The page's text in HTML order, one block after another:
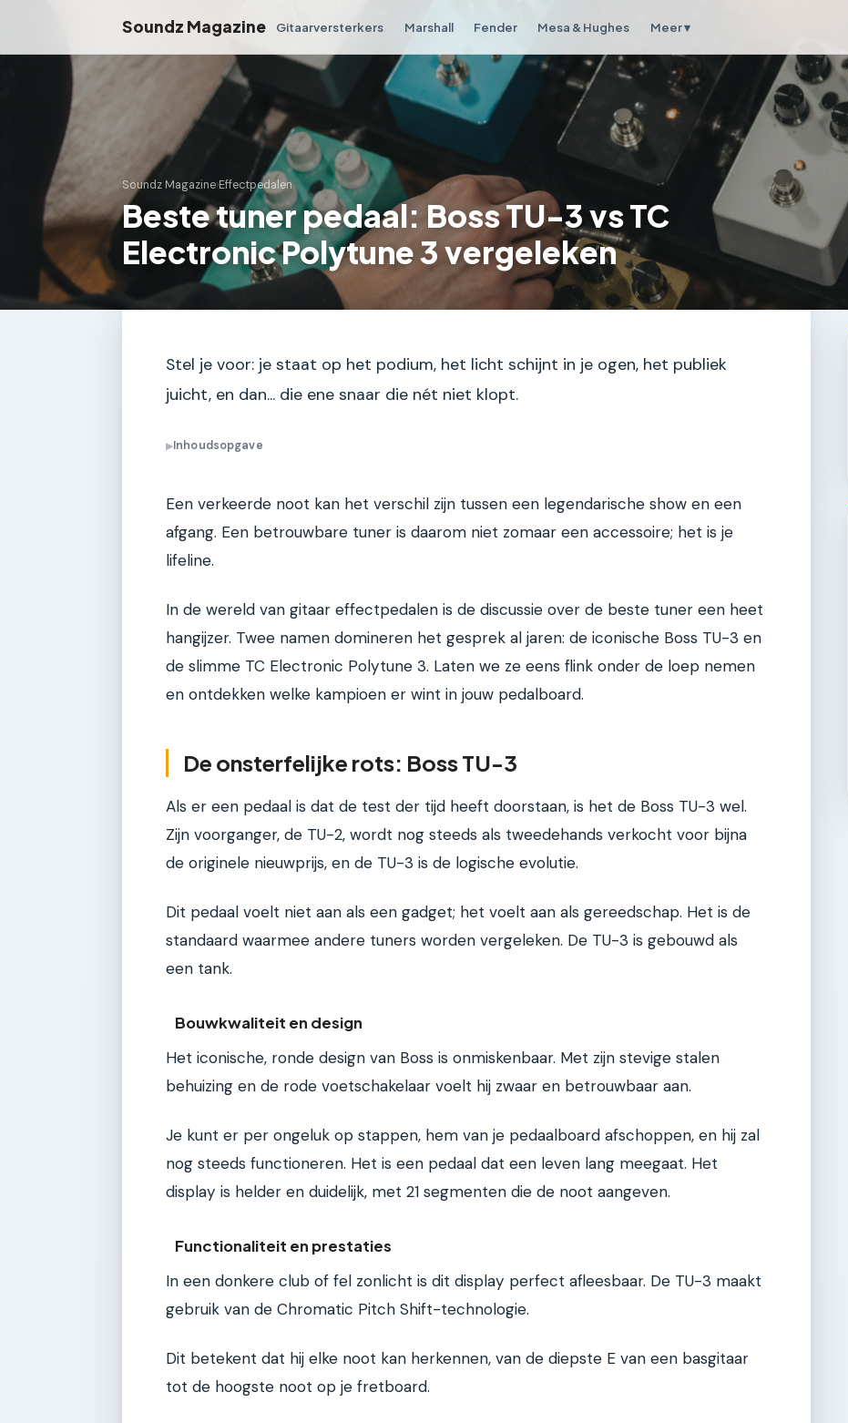
Soundz Magazine Gitaarversterkers Marshall Fender Mesa & Hughes Meer ▾
Soundz Magazine›Effectpedalen
Beste tuner pedaal: Boss TU-3 vs TC
Electronic Polytune 3 vergeleken
Stel je voor: je staat op het podium, het licht schijnt in je ogen, het publiek
juicht, en dan... die ene snaar die nét niet klopt.
▶Inhoudsopgave
Een verkeerde noot kan het verschil zijn tussen een legendarische show en een
afgang. Een betrouwbare tuner is daarom niet zomaar een accessoire; het is je
lifeline.
In de wereld van gitaar effectpedalen is de discussie over de beste tuner een heet
hangijzer. Twee namen domineren het gesprek al jaren: de iconische Boss TU-3 en
de slimme TC Electronic Polytune 3. Laten we ze eens flink onder de loep nemen
en ontdekken welke kampioen er wint in jouw pedalboard.
De onsterfelijke rots: Boss TU-3
Als er een pedaal is dat de test der tijd heeft doorstaan, is het de Boss TU-3 wel.
Zijn voorganger, de TU-2, wordt nog steeds als tweedehands verkocht voor bijna
de originele nieuwprijs, en de TU-3 is de logische evolutie.
Dit pedaal voelt niet aan als een gadget; het voelt aan als gereedschap. Het is de
standaard waarmee andere tuners worden vergeleken. De TU-3 is gebouwd als
een tank.
Bouwkwaliteit en design
Het iconische, ronde design van Boss is onmiskenbaar. Met zijn stevige stalen
behuizing en de rode voetschakelaar voelt hij zwaar en betrouwbaar aan.
Je kunt er per ongeluk op stappen, hem van je pedaalboard afschoppen, en hij zal
nog steeds functioneren. Het is een pedaal dat een leven lang meegaat. Het
display is helder en duidelijk, met 21 segmenten die de noot aangeven.
Functionaliteit en prestaties
In een donkere club of fel zonlicht is dit display perfect afleesbaar. De TU-3 maakt
gebruik van de Chromatic Pitch Shift-technologie.
Dit betekent dat hij elke noot kan herkennen, van de diepste E van een basgitaar
tot de hoogste noot op je fretboard.